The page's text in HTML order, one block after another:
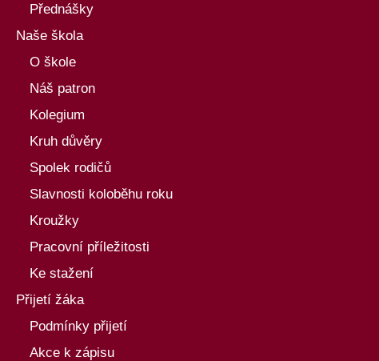
Přednášky
Naše škola
O škole
Náš patron
Kolegium
Kruh důvěry
Spolek rodičů
Slavnosti koloběhu roku
Kroužky
Pracovní příležitosti
Ke stažení
Přijetí žáka
Podmínky přijetí
Akce k zápisu